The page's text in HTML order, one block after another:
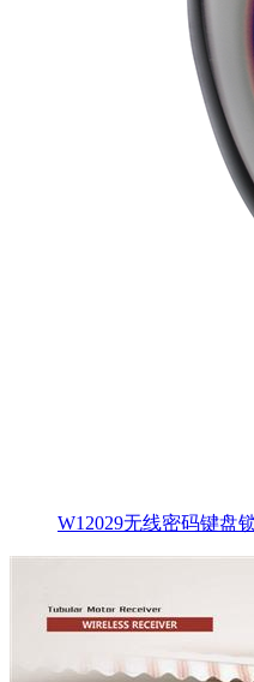
W12029无线密码键盘